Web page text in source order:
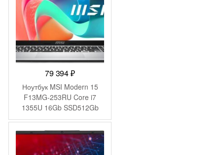
79 394₽
Ноутбук MSI Modern 15
F13MG-253RU Core i7
1355U 16Gb SSD512Gb
Intel Iris Xe graphics 15.6″
IPS FHD (1920×1080)
Windows 11 Pro silver WiFi
BT Cam (9S7-15S122-253)